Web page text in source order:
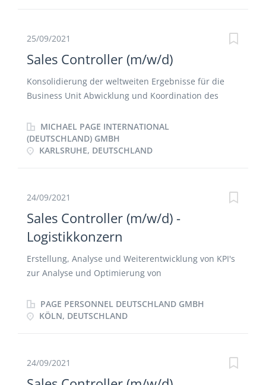
Ad-hoc Auswertungen sowie Präsentationen für
25/09/2021
Sales Controller (m/w/d)
Konsolidierung der weltweiten Ergebnisse für die
Business Unit Abwicklung und Koordination des
Kennzahlen zur Unterstützung der kommerziellen
Analysen Erstellung des Auftrags- und Umsatz-
Reporting (Woche, Monat, Quartal) Budgetplanung
Erstellung verschiedener Corporate Reporting
und Vorkalkulation von Angeboten Mitwirkung bei
der Strategieplanung
MICHAEL PAGE INTERNATIONAL
(DEUTSCHLAND) GMBH
KARLSRUHE, DEUTSCHLAND
24/09/2021
Sales Controller (m/w/d) -
Logistikkonzern
Erstellung, Analyse und Weiterentwicklung von KPI's
zur Analyse und Optimierung von
Optimierungs- und Kostensenkungspotentialen
Unterstützung bei der Erstellung operativer
mit dem Management des Vertriebs Mitwirkung
PAGE PERSONNEL DEUTSCHLAND GMBH
KÖLN, DEUTSCHLAND
24/09/2021